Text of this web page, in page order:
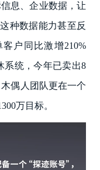
息、企业数据，让
种数据能力甚至反
户同比激增210%
系统，今年已卖出8
偶人团队更在一个
万目标。